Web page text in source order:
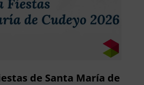
de Santa María de